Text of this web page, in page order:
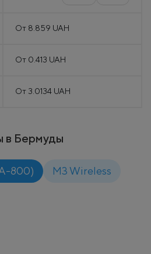
От 8.859 UAH
От 0.413 UAH
От 3.0134 UAH
в Бермуды
800)
M3 Wireless